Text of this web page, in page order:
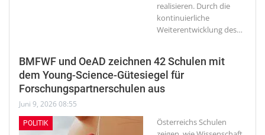
realisieren. Durch die
kontinuierliche
Weiterentwicklung des…
BMFWF und OeAD zeichnen 42 Schulen mit
dem Young-Science-Gütesiegel für
Forschungspartnerschulen aus
Juni 9, 2026 08:55
POLITIK
Österreichs Schulen